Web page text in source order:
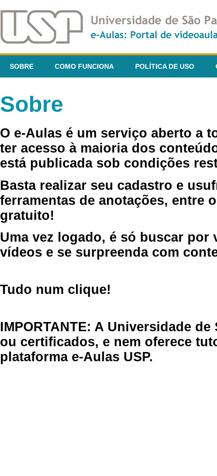
SOBRE COMO FUNCIONA POLÍTICA DE USO
Sobre
O e-Aulas é um serviço aberto a
ter acesso à maioria dos
está publicada sob condições
Basta realizar seu cadastro e
ferramentas de anotações, entre
gratuito!
Uma vez logado, é só buscar por
vídeos e se surpreenda com
Tudo num clique!
IMPORTANTE: A Universidade
ou certificados, e nem oferece
plataforma e-Aulas USP.